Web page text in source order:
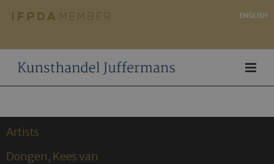
ENGLISH
Artists
Dongen, Kees van